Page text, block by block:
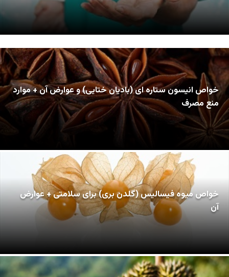
خواص انیسون ستاره ای (بادیان ختایی) و عوارض آن + موارد
منع مصرف
خواص میوه فیسالیس (گلدن بری) برای سلامتی + عوارض
آن